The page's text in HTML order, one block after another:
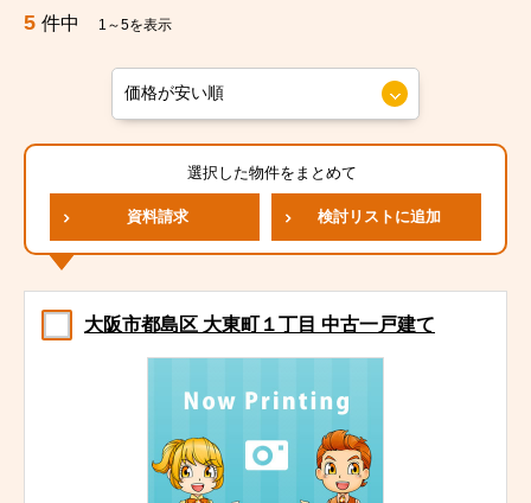
5 件中 1～5を表示
選択した物件をまとめて
資料請求 検討リストに追加
大阪市都島区 大東町１丁目 中古一戸建て